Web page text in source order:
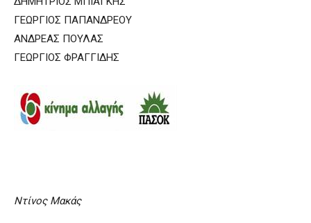
ΓΕΩΡΓΙΟΣ ΠΑΠΑΝΔΡΕΟΥ
ΑΝΔΡΕΑΣ ΠΟΥΛΑΣ
ΓΕΩΡΓΙΟΣ ΦΡΑΓΓΙΔΗΣ
Ντίνος Μακάς